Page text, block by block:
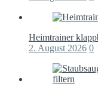
Heimtrainer
2. August 2026 0